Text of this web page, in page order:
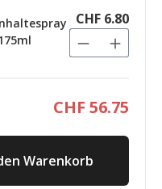
CHF 6.80
CHF 56.75
Warenkorb